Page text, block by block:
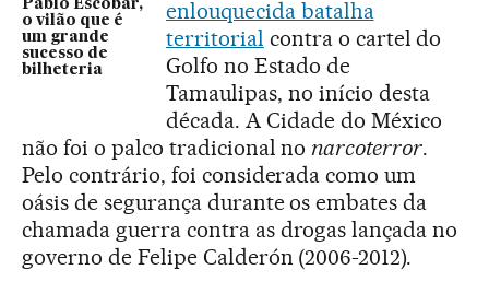
Pablo Escobar,
o vilão que é
um grande
sucesso de
bilheteria
enlouquecida batalha
territorial contra o cartel do
Golfo no Estado de
Tamaulipas, no início desta
década. A Cidade do México
não foi o palco tradicional nonarcoterror.
Pelo contrário, foi considerada como um
oásis de segurança durante os embates da
chamada guerra contra as drogas lançada no
governo de Felipe Calderón (2006-2012).